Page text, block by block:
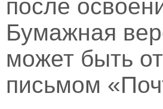
после
Бумажная
может быть
письмом